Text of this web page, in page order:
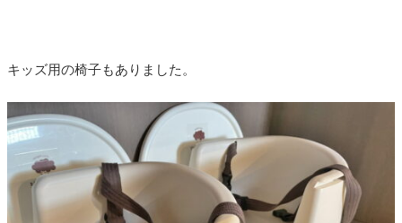
キッズ用の椅子もありました。